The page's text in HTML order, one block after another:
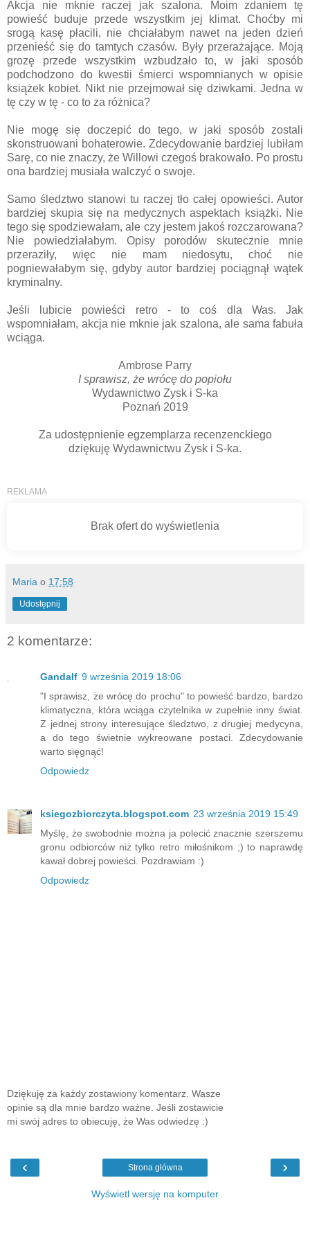
Akcja nie mknie raczej jak szalona. Moim zdaniem tę
powieść buduje przede wszystkim jej klimat. Choćby mi
srogą kasę płacili, nie chciałabym nawet na jeden dzień
przenieść się do tamtych czasów. Były przerażające. Moją
grozę przede wszystkim wzbudzało to, w jaki sposób
podchodzono do kwestii śmierci wspomnianych w opisie
książek kobiet. Nikt nie przejmował się dziwkami. Jedna w
tę czy w tę - co to za różnica?
Nie mogę się doczepić do tego, w jaki sposób zostali
skonstruowani bohaterowie. Zdecydowanie bardziej lubiłam
Sarę, co nie znaczy, że Willowi czegoś brakowało. Po prostu
ona bardziej musiała walczyć o swoje.
Samo śledztwo stanowi tu raczej tło całej opowieści. Autor
bardziej skupia się na medycznych aspektach książki. Nie
tego się spodziewałam, ale czy jestem jakoś rozczarowana?
Nie powiedziałabym. Opisy porodów skutecznie mnie
przeraziły, więc nie mam niedosytu, choć nie
pogniewałabym się, gdyby autor bardziej pociągnął wątek
kryminalny.
Jeśli lubicie powieści retro - to coś dla Was. Jak
wspomniałam, akcja nie mknie jak szalona, ale sama fabuła
wciąga.
Ambrose Parry
I sprawisz, że wrócę do popiołu
Wydawnictwo Zysk i S-ka
Poznań 2019
Za udostępnienie egzemplarza recenzenckiego
dziękuję Wydawnictwu Zysk i S-ka.
Maria o 17:58
Udostępnij
2 komentarze:
Gandalf 9 września 2019 18:06
"I sprawisz, że wrócę do prochu" to powieść bardzo, bardzo
klimatyczna, która wciąga czytelnika w zupełnie inny świat.
Z jednej strony interesujące śledztwo, z drugiej medycyna,
a do tego świetnie wykreowane postaci. Zdecydowanie
warto sięgnąć!
Odpowiedz
ksiegozbiorczyta.blogspot.com 23 września 2019 15:49
Myślę, że swobodnie można ja polecić znacznie szerszemu
gronu odbiorców niż tylko retro miłośnikom ;) to naprawdę
kawał dobrej powieści. Pozdrawiam :)
Odpowiedz
Dziękuję za każdy zostawiony komentarz. Wasze
opinie są dla mnie bardzo ważne. Jeśli zostawicie
mi swój adres to obiecuję, że Was odwiedzę :)
‹ ›
Strona główna
Wyświetl wersję na komputer